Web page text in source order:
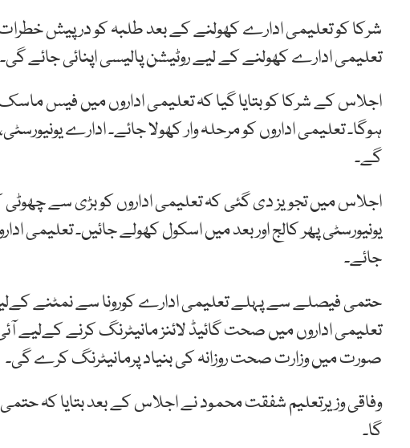
شرکا کو تعلیمی ادارے کھولنے کے بعد طلبہ کو درپیش خطرات
تعلیمی ادارے کھولنے کے لیے روٹیشن پالیسی اپنائی جائے گی۔
اجلاس کے شرکا کو بتایا گیا کہ تعلیمی اداروں میں فیس
ہوگا۔ تعلیمی اداروں کو مرحلہ وار کھولا جائے۔ ادارے
گے۔
اجلاس میں تجویز دی گئی کہ تعلیمی اداروں کو بڑی سے
یونیورسٹی پھر کالج اور بعد میں اسکول کھولے جائیں۔ تعلیمی
جائے۔
حتمی فیصلے سے پہلے تعلیمی ادارے کورونا سے نمٹنے کےلیے
تعلیمی اداروں میں صحت گائیڈ لائنز مانیٹرنگ کرنے کےلیے
صورت میں وزارت صحت روزانہ کی بنیاد پرمانیٹرنگ کرے گی۔
گا۔